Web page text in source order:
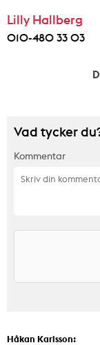
Lilly Hallberg
010-480 33 03
Vad tycker
Kommentar
Håkan Karlsson: